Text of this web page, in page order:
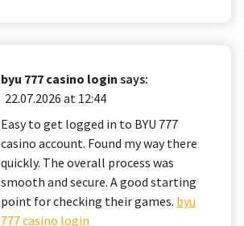
byu 777 casino login says:
22.07.2026 at 12:44
Easy to get logged in to BYU 777
casino account. Found my way there
quickly. The overall process was
smooth and secure. A good starting
point for checking their games. byu
777 casino login